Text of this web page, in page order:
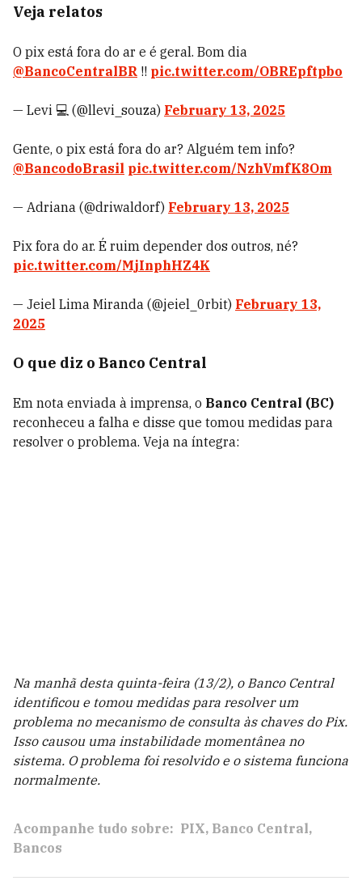
Veja relatos
O pix está fora do ar e é geral. Bom dia
@BancoCentralBR !! pic.twitter.com/OBREpftpbo
— Levi 💻 (@llevi_souza) February 13, 2025
Gente, o pix está fora do ar? Alguém tem info?
@BancodoBrasil pic.twitter.com/NzhVmfK8Om
— Adriana (@driwaldorf) February 13, 2025
Pix fora do ar. É ruim depender dos outros, né?
pic.twitter.com/MjInphHZ4K
— Jeiel Lima Miranda (@jeiel_0rbit) February 13,
2025
O que diz o Banco Central
Em nota enviada à imprensa, o Banco Central (BC)
reconheceu a falha e disse que tomou medidas para
resolver o problema. Veja na íntegra:
Na manhã desta quinta-feira (13/2), o Banco Central
identificou e tomou medidas para resolver um
problema no mecanismo de consulta às chaves do Pix.
Isso causou uma instabilidade momentânea no
sistema. O problema foi resolvido e o sistema funciona
normalmente.
Acompanhe tudo sobre: PIX Banco Central
Bancos